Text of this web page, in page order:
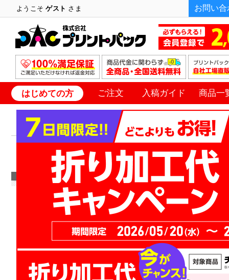
ようこそゲスト さま お問い合
はじめての方 ご注文 入稿ガイド 商品一